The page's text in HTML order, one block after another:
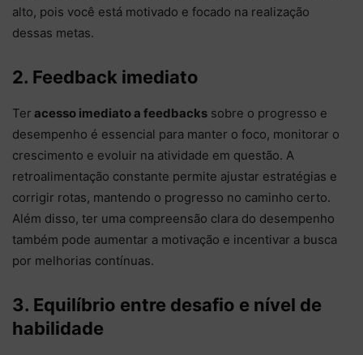
alto, pois você está motivado e focado na realização
dessas metas.
2. Feedback imediato
Ter acesso imediato a feedbacks sobre o progresso e
desempenho é essencial para manter o foco, monitorar o
crescimento e evoluir na atividade em questão. A
retroalimentação constante permite ajustar estratégias e
corrigir rotas, mantendo o progresso no caminho certo.
Além disso, ter uma compreensão clara do desempenho
também pode aumentar a motivação e incentivar a busca
por melhorias contínuas.
3. Equilíbrio entre desafio e nível de
habilidade